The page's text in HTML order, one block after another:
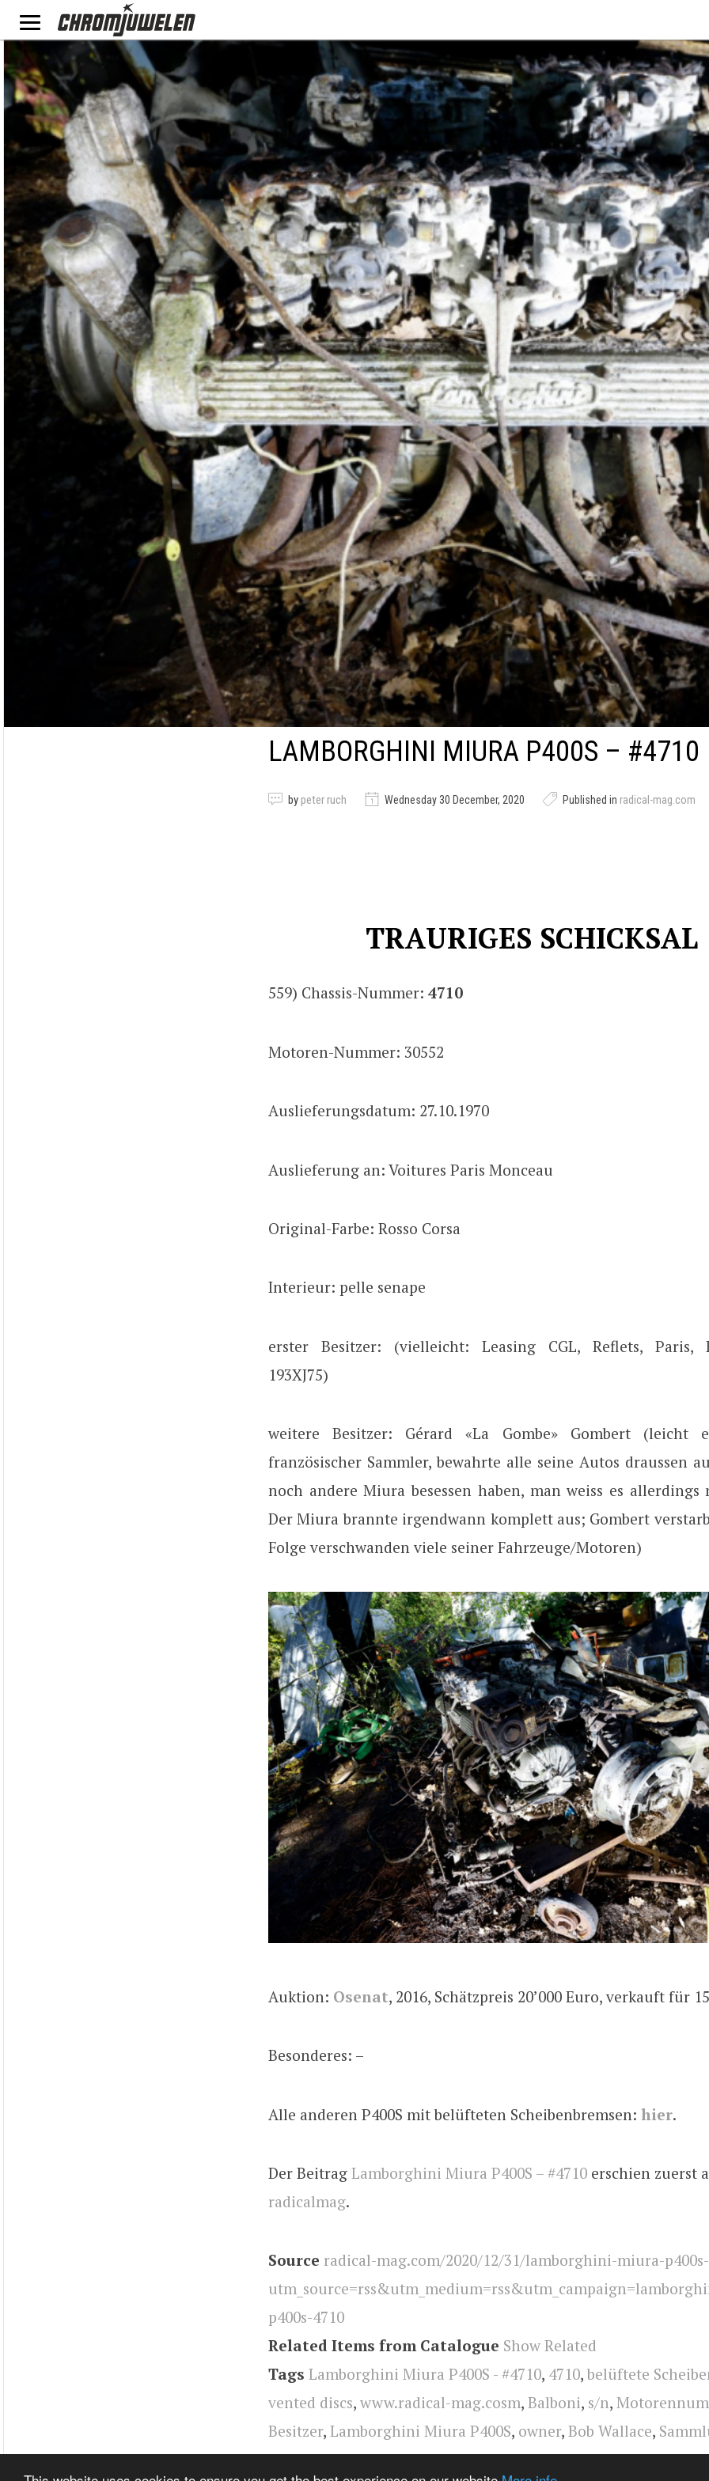
LAMBORGHINI MIURA P400S – #4710
by peter ruch Wednesday 30 December, 2020 Published in radical-mag.com
TRAURIGES SCHICKSAL
559) Chassis-Nummer: 4710
Motoren-Nummer: 30552
Auslieferungsdatum: 27.10.1970
Auslieferung an: Voitures Paris Monceau
Original-Farbe: Rosso Corsa
Interieur: pelle senape
erster Besitzer: (vielleicht: Leasing CGL, Reflets, Paris,
193XJ75)
weitere Besitzer: Gérard «La Gombe» Gombert (leicht
französischer Sammler, bewahrte alle seine Autos draussen
noch andere Miura besessen haben, man weiss es allerdings
Der Miura brannte irgendwann komplett aus; Gombert
Folge verschwanden viele seiner Fahrzeuge/Motoren)
Auktion: Osenat, 2016, Schätzpreis 20’000 Euro, verkauft für
Besonderes: –
Alle anderen P400S mit belüfteten Scheibenbremsen: hier.
Der Beitrag Lamborghini Miura P400S – #4710 erschien zuerst
radicalmag.
Source radical-mag.com/2020/12/31/lamborghini-miura-
p400s-4710
Related Items from Catalogue Show Related
Tags Lamborghini Miura P400S - #4710, 4710, belüftete
vented discs, www.radical-mag.cosm, Balboni, s/n,
Besitzer, Lamborghini Miura P400S, owner, Bob Wallace,
Classics,Dallara,Geschichte,Chassisnummer,Lamborghini